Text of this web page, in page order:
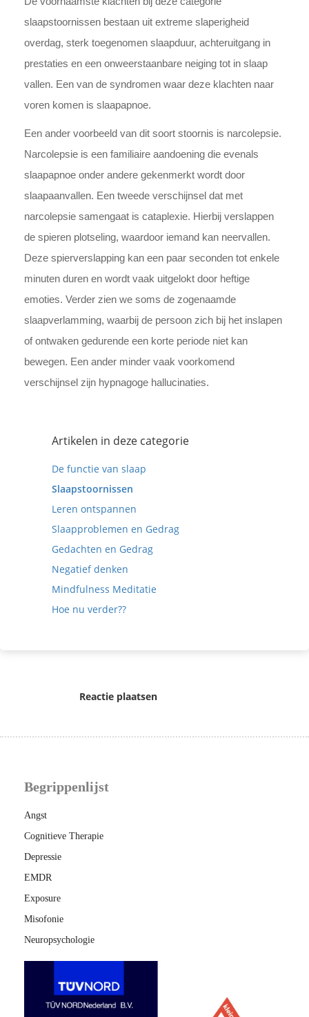
slaapstoornissen bestaan uit extreme slaperigheid
overdag, sterk toegenomen slaapduur, achteruitgang in
prestaties en een onweerstaanbare neiging tot in slaap
vallen. Een van de syndromen waar deze klachten naar
voren komen is slaap­apnoe.
Een ander voorbeeld van dit soort stoornis is narcolepsie.
Narcolepsie is een familiaire aandoening die evenals
slaapapnoe onder andere gekenmerkt wordt door
slaapaanvallen. Een tweede verschijnsel dat met
narcolepsie samengaat is cataplexie. Hierbij verslappen
de spieren plotseling, waardoor iemand kan neervallen.
Deze spierverslapping kan een paar seconden tot enkele
minuten duren en wordt vaak uitgelokt door heftige
emoties. Verder zien we soms de zogenaamde
slaapverlamming, waarbij de persoon zich bij het inslapen
of ontwaken gedurende een korte periode niet kan
bewegen. Een ander minder vaak voorkomend
verschijnsel zijn hypnagoge hallucinaties.
Artikelen in deze categorie
De functie van slaap
Slaapstoornissen
Leren ontspannen
Slaapproblemen en Gedrag
Gedachten en Gedrag
Negatief denken
Mindfulness Meditatie
Hoe nu verder??
Reactie plaatsen
Begrippenlijst
Angst
Cognitieve Therapie
Depressie
EMDR
Exposure
Misofonie
Neuropsychologie